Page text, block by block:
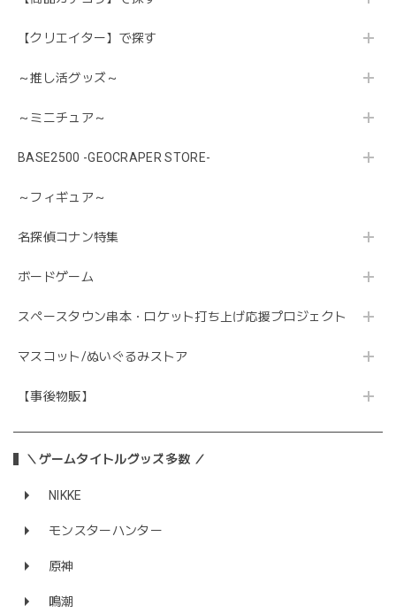
【クリエイター】で探す
～推し活グッズ～
～ミニチュア～
BASE2500 -GEOCRAPER STORE-
～フィギュア～
名探偵コナン特集
ボードゲーム
スペースタウン串本・ロケット打ち上げ応援プロジェクト
マスコット/ぬいぐるみストア
【事後物販】
＼ゲームタイトルグッズ多数 ／
NIKKE
モンスターハンター
原神
鳴潮